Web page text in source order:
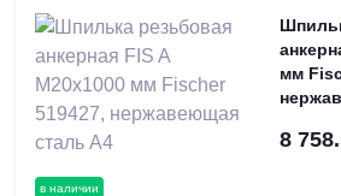
в наличии
мм
8